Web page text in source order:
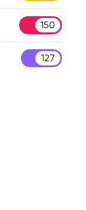
150
127